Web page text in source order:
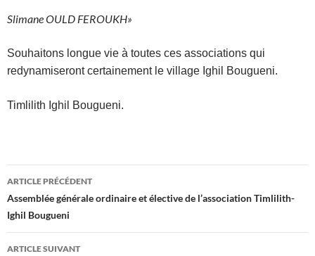
Slimane OULD FEROUKH»
Souhaitons longue vie à toutes ces associations qui
redynamiseront certainement le village Ighil Bougueni.
Timlilith Ighil Bougueni.
Navigation
des
articles
ARTICLE PRÉCÉDENT
Assemblée générale ordinaire et élective de l’association Timlilith-
Ighil Bougueni
ARTICLE SUIVANT